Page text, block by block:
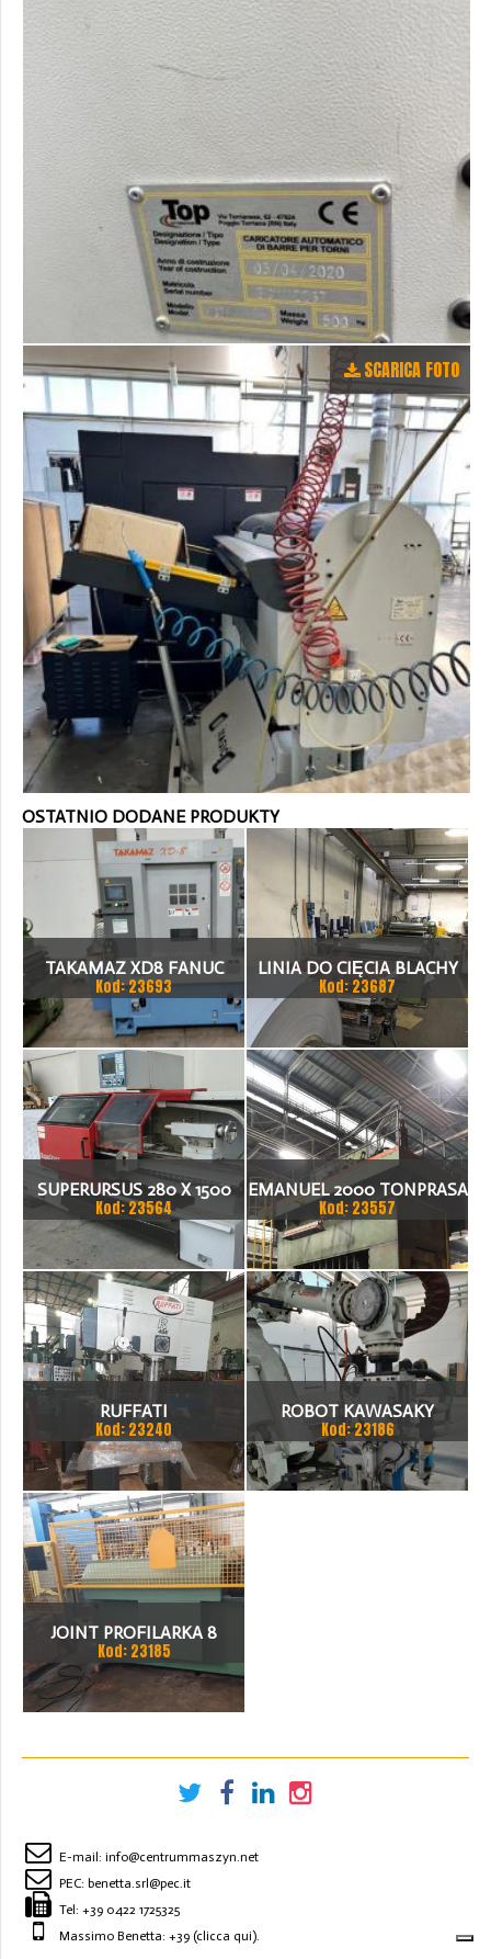
SCARICA FOTO
OSTATNIO DODANE PRODUKTY
TAKAMAZ XD8 FANUC
21ITA TOKARKA CNC
Kod: 23693
LINIA DO CIĘCIA BLACHY
1.500 X 1,5 (2,5) MM
Kod: 23687
SUPERURSUS 280 X 1500
TOKARKA
Kod: 23564
EMANUEL 2000 TONPRASA
HYDRAULICZNA 3200 X
2000
Kod: 23557
RUFFATI
Kod: 23240
ROBOT KAWASAKY
Kod: 23186
JOINT PROFILARKA 8
STACJI
Kod: 23185
E-mail: info@centrummaszyn.net
PEC: benetta.srl@pec.it
Tel: +39 0422 1725325
Massimo Benetta: +39 (clicca qui).